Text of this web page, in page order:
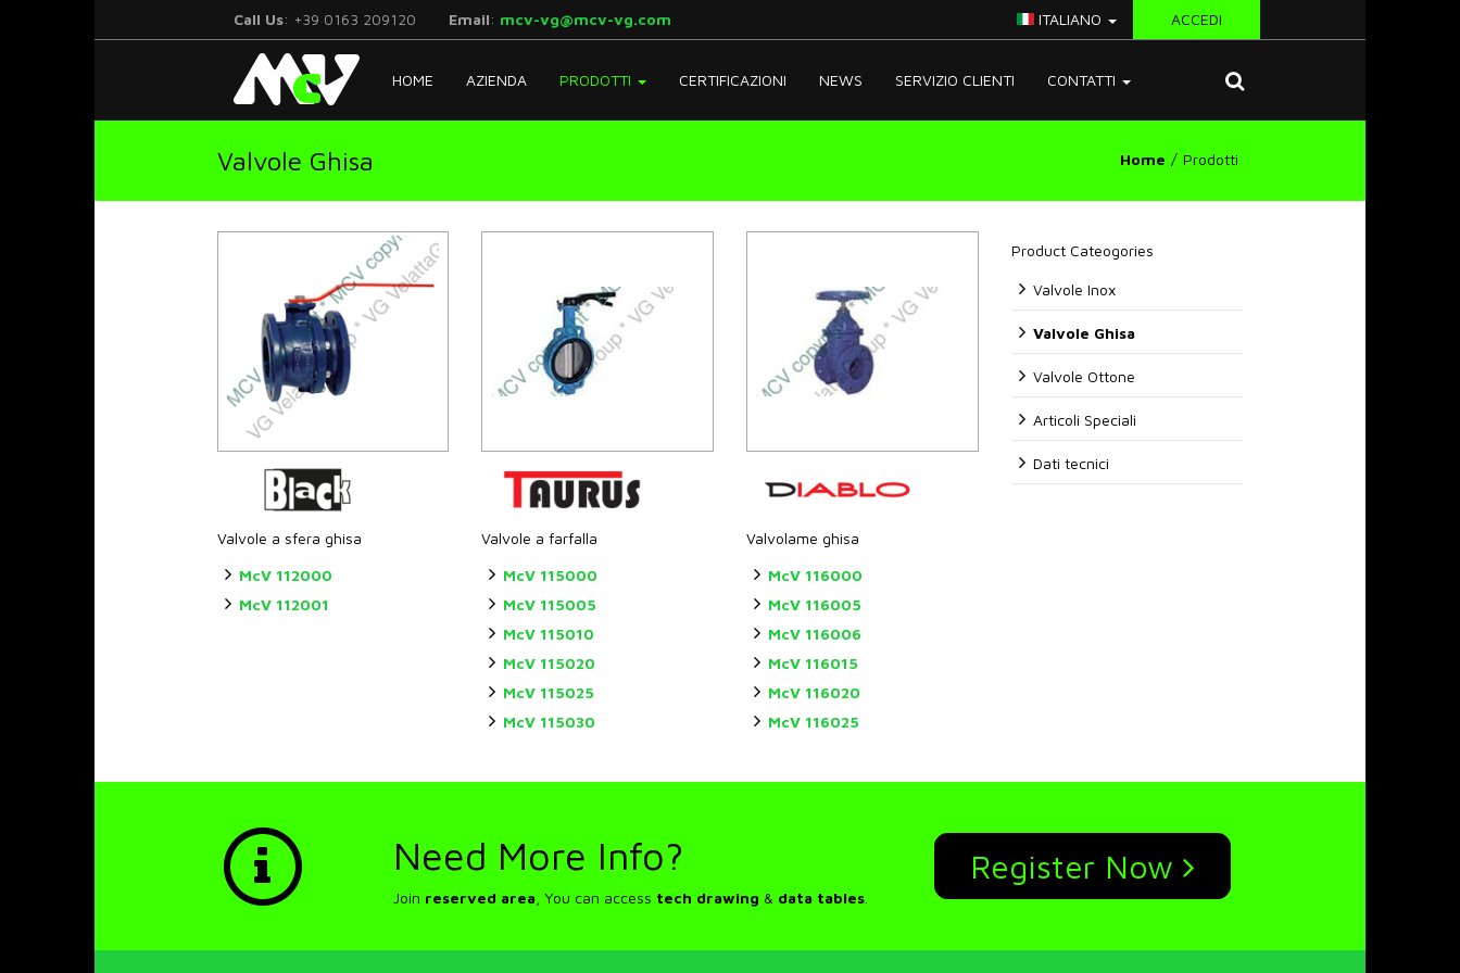
Call Us: +39 0163 209120 Email: mcv-vg@mcv-vg.com ITALIANO ACCEDI
McV
ItalyHOME AZIENDA PRODOTTI CERTIFICAZIONI NEWS SERVIZIO CLIENTI CONTATTI
Valvole Ghisa Home Prodotti
Valvole a sfera ghisa
McV 112000
McV 112001
Valvole a farfalla
McV 115000
McV 115005
McV 115010
McV 115020
McV 115025
McV 115030
Valvolame ghisa
McV 116000
McV 116005
McV 116006
McV 116015
McV 116020
McV 116025
Product Cateogories
Valvole Inox
Valvole Ghisa
Valvole Ottone
Articoli Speciali
Dati tecnici
Need More Info?
Join reserved area , You can access tech drawing & data tables.
Register Now